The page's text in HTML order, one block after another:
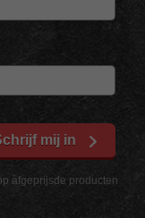
afgeprijsde producten
mij in